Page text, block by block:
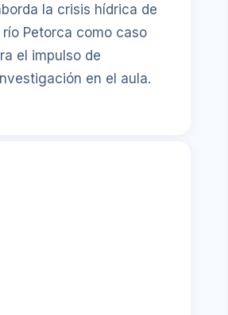
la crisis hídrica de
Petorca como caso
el impulso de
en el aula.